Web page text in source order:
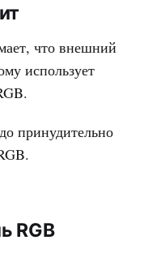
что внешний
использует
принудительно
RGB